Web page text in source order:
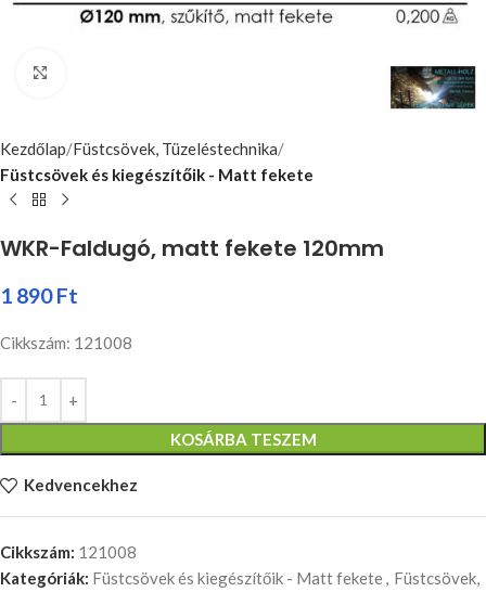
Kezdőlap Füstcsövek, Tüzeléstechnika
Füstcsövek és kiegészítőik - Matt fekete
WKR-Faldugó, matt fekete 120mm
1 890Ft
Cikkszám: 121008
KOSÁRBA TESZEM
Kedvencekhez
Cikkszám: 121008
Kategóriák: Füstcsövek és kiegészítőik - Matt fekete, Füstcsövek,